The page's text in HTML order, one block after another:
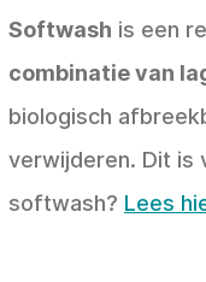
Softwash is een
combinatie van
biologisch
verwijderen. Dit is
softwash? Lees